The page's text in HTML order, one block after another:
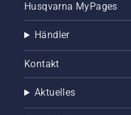
Husqvarna MyPages
Händler
Kontakt
Aktuelles